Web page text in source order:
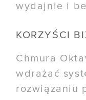
wydajnie i
KORZYŚCI
Chmura
wdrażać
rozwiązaniu